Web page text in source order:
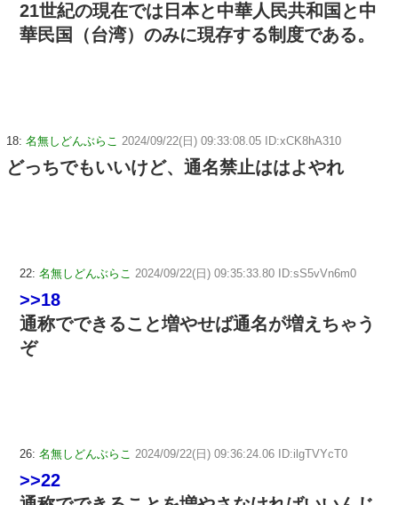
21世紀の現在では日本と中華人民共和国と中
華民国（台湾）のみに現存する制度である。
18: 名無しどんぶらこ 2024/09/22(日) 09:33:08.05 ID:xCK8hA310
どっちでもいいけど、通名禁止ははよやれ
22: 名無しどんぶらこ 2024/09/22(日) 09:35:33.80 ID:sS5vVn6m0
>>18
通称でできること増やせば通名が増えちゃう
ぞ
26: 名無しどんぶらこ 2024/09/22(日) 09:36:24.06 ID:ilgTVYcT0
>>22